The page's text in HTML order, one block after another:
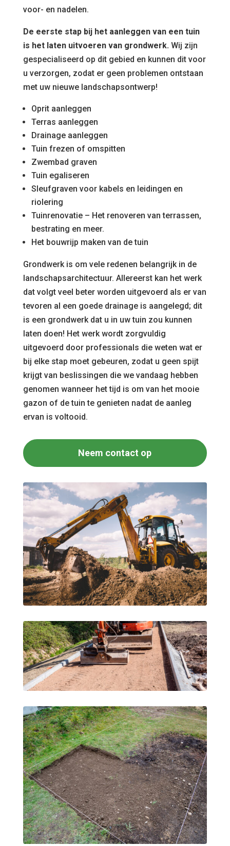
voor- en nadelen.
De eerste stap bij het aanleggen van een tuin
is het laten uitvoeren van grondwerk.Wij zijn
gespecialiseerd op dit gebied en kunnen dit voor
u verzorgen, zodat er geen problemen ontstaan
met uw nieuwe landschapsontwerp!
Oprit aanleggen
Terras aanleggen
Drainage aanleggen
Tuin frezen of omspitten
Zwembad graven
Tuin egaliseren
Sleufgraven voor kabels en leidingen en
riolering
Tuinrenovatie – Het renoveren van terrassen,
bestrating en meer.
Het bouwrijp maken van de tuin
Grondwerk is om vele redenen belangrijk in de
landschapsarchitectuur. Allereerst kan het werk
dat volgt veel beter worden uitgevoerd als er van
tevoren al een goede drainage is aangelegd; dit
is een grondwerk dat u in uw tuin zou kunnen
laten doen! Het werk wordt zorgvuldig
uitgevoerd door professionals die weten wat er
bij elke stap moet gebeuren, zodat u geen spijt
krijgt van beslissingen die we vandaag hebben
genomen wanneer het tijd is om van het mooie
gazon of de tuin te genieten nadat de aanleg
ervan is voltooid.
Neem contact op